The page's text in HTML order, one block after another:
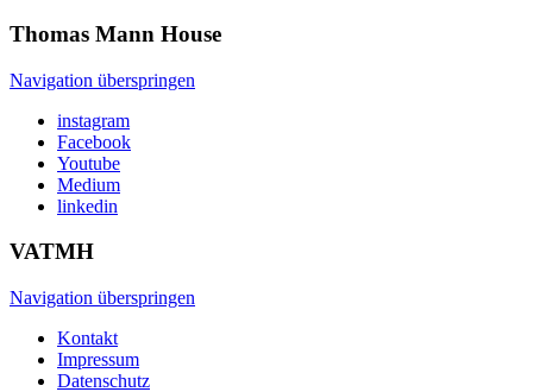
Thomas Mann House
Navigation überspringen
instagram
Facebook
Youtube
Medium
linkedin
VATMH
Navigation überspringen
Kontakt
Impressum
Datenschutz